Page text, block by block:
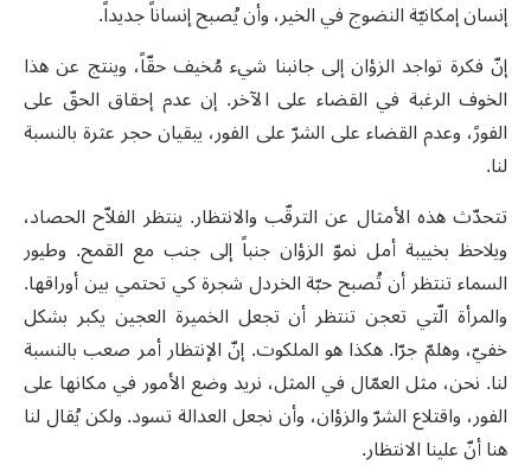
إنسان إمكانيّة النضوج في الخير، وأن يُصبح إنساناً جديداً.
إنّ فكرة تواجد الزؤان إلى جانبنا شيء مُخيف حقّاً، وينتج عن هذا
الخوف الرغبة في القضاء على الآخر. إن عدم إحقاق الحقّ على
الفورً، وعدم القضاء على الشرّ على الفور، يبقيان حجر عثرة بالنسبة
لنا.
تتحدّث هذه الأمثال عن الترقّب والانتظار. ينتظر الفلاّح الحصاد،
ويلاحظ بخييبة أمل نموّ الزؤان جنباً إلى جنب مع القمح. وطيور
السماء تنتظر أن تُصبح حبّة الخردل شجرة كي تحتمي بين أوراقها.
والمرأة الّتي تعجن تنتظر أن تجعل الخميرة العجين يكبر بشكل
خفيّ، وهلمّ جرّا. هكذا هو الملكوت. إنّ الإنتظار أمر صعب بالنسبة
لنا. نحن، مثل العمّال في المثل، نريد وضع الأمور في مكانها على
الفور، واقتلاع الشرّ والزؤان، وأن نجعل العدالة تسود. ولكن يُقال لنا
هنا أنّ علينا الانتظار.